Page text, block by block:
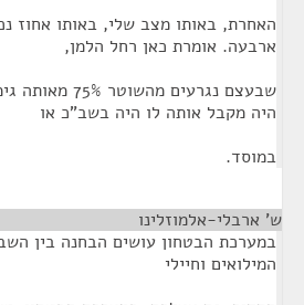
האחרת, באותו מצב שלי, באותו אחוז
ארבעה. אומרת כאן רחל הלמן,
שבעצם נגרעים
היה מקבל אותה לו היה בשב"כ או
במוסד.
ש' ארבלי-אלמוזלינו
במערכת הבטחון עושים הבחנה בין
המילואים וחיילי